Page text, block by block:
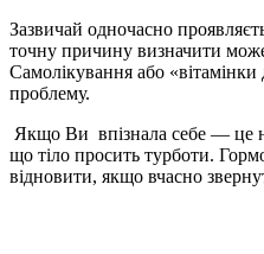
Зазвичай одночасно
точну причину визначити може
Самолікування або
проблему.
Якщо Ви впізнала себе — це
що тіло просить турботи.
відновити, якщо вчасно